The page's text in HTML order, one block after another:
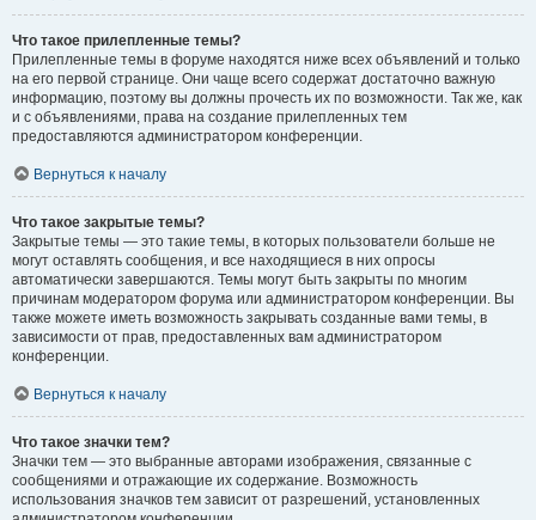
Что такое прилепленные темы?
Прилепленные темы в форуме находятся ниже всех объявлений и только
на его первой странице. Они чаще всего содержат достаточно важную
информацию, поэтому вы должны прочесть их по возможности. Так же, как
и с объявлениями, права на создание прилепленных тем
предоставляются администратором конференции.
Вернуться к началу
Что такое закрытые темы?
Закрытые темы — это такие темы, в которых пользователи больше не
могут оставлять сообщения, и все находящиеся в них опросы
автоматически завершаются. Темы могут быть закрыты по многим
причинам модератором форума или администратором конференции. Вы
также можете иметь возможность закрывать созданные вами темы, в
зависимости от прав, предоставленных вам администратором
конференции.
Вернуться к началу
Что такое значки тем?
Значки тем — это выбранные авторами изображения, связанные с
сообщениями и отражающие их содержание. Возможность
использования значков тем зависит от разрешений, установленных